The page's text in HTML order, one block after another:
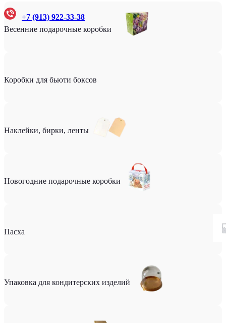
+7 (913) 922-33-38
Весенние подарочные коробки
Коробки для бьюти боксов
Наклейки, бирки, ленты
Новогодние подарочные коробки
Пасха
Упаковка для кондитерских изделий